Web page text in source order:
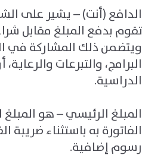
الدافع (أنت) – يشير على
تقوم بدفع المبلغ مقابل
ويتضمن ذلك المشاركة في
البرامج، والتبرعات
الدراسية.
المبلغ الرئيسي – هو
الفاتورة به باستثناء ضريبة
رسوم إضافية.